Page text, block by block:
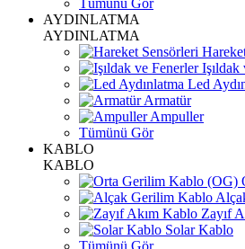
Tümünü Gör
AYDINLATMA
AYDINLATMA
Işıldak
Led
Armatür
Ampuller
Tümünü Gör
KABLO
KABLO
Zayıf
Solar Kablo
Tümünü Gör